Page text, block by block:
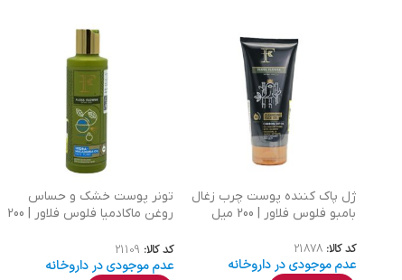
ژل پاک کننده پوست چرب زغال
بامبو فلوس فلاور | 200 میل
کد کالا: 21878
عدم موجودی در داروخانه
تونر پوست خشک و حساس
روغن ماکادمیا فلوس فلاور | 200
کد کالا: 21109
عدم موجودی در داروخانه